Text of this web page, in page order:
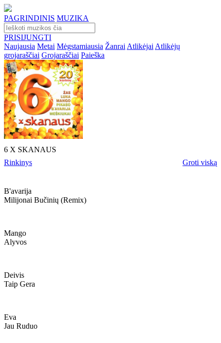
PAGRINDINIS MUZIKA
PRISIJUNGTI
Naujausia Metai Mėgstamiausia Žanrai Atlikėjai Atlikėjų
grojaraščiai Grojaraščiai Paieška
6 X SKANAUS
Rinkinys
Groti viską
B'avarija
Milijonai Bučinių (remix)
Mango
Alyvos
Deivis
Taip Gera
Eva
Jau Ruduo